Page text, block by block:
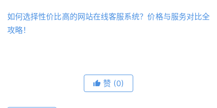
如何选择性价比高的网站在线客服系统？价格与服务对比全
攻略！
赞 (0)